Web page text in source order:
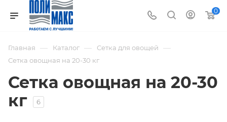
0
Главная — Каталог — Сетка для овощей —
Сетка овощная на 20-30 кг
Сетка овощная на 20-30
кг
6